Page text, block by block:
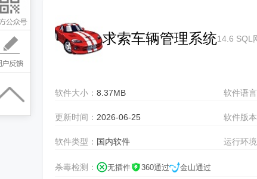
求索车辆管理系统14.6 SQL
软件大小： 8.37MB 软件语
更新时间： 2026-06-25 软件版本
软件类型： 国内软件 运行环
杀毒检测： 无插件 360通过 金山通过